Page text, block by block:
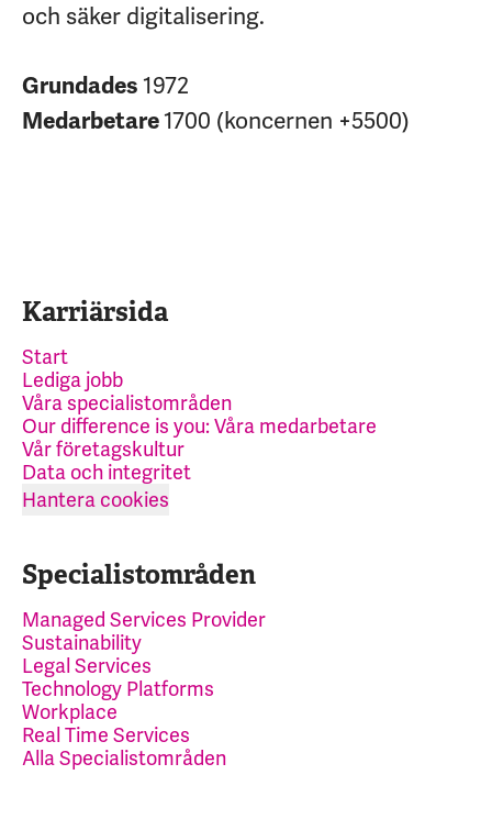
och säker digitalisering.
Grundades1972
Medarbetare1700 (koncernen +5500)
Karriärsida
Start
Lediga jobb
Våra specialistområden
Our difference is you: Våra medarbetare
Vår företagskultur
Data och integritet
Hantera cookies
Specialistområden
Managed Services Provider
Sustainability
Legal Services
Technology Platforms
Workplace
Real Time Services
Alla Specialistområden